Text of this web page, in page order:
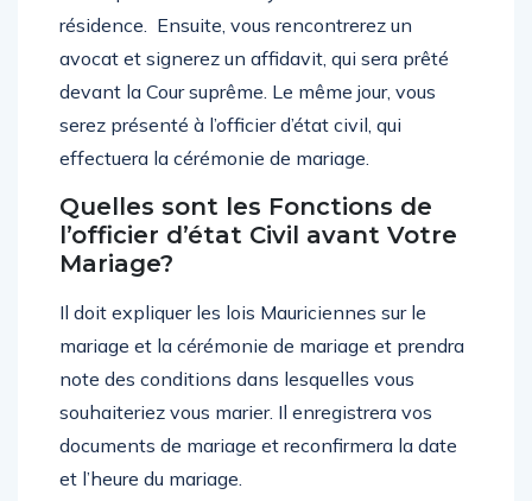
résidence. Ensuite, vous rencontrerez un
avocat et signerez un affidavit, qui sera prêté
devant la Cour suprême. Le même jour, vous
serez présenté à l’officier d’état civil, qui
effectuera la cérémonie de mariage.
Quelles sont les Fonctions de
l’officier d’état Civil avant Votre
Mariage?
Il doit expliquer les lois Mauriciennes sur le
mariage et la cérémonie de mariage et prendra
note des conditions dans lesquelles vous
souhaiteriez vous marier. Il enregistrera vos
documents de mariage et reconfirmera la date
et l’heure du mariage.